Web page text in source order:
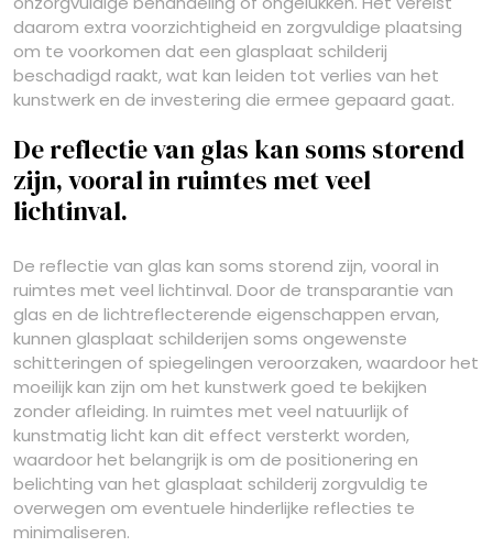
daarom extra voorzichtigheid en zorgvuldige plaatsing
om te voorkomen dat een glasplaat schilderij
beschadigd raakt, wat kan leiden tot verlies van het
kunstwerk en de investering die ermee gepaard gaat.
De reflectie van glas kan soms storend
zijn, vooral in ruimtes met veel
lichtinval.
De reflectie van glas kan soms storend zijn, vooral in
ruimtes met veel lichtinval. Door de transparantie van
glas en de lichtreflecterende eigenschappen ervan,
kunnen glasplaat schilderijen soms ongewenste
schitteringen of spiegelingen veroorzaken, waardoor het
moeilijk kan zijn om het kunstwerk goed te bekijken
zonder afleiding. In ruimtes met veel natuurlijk of
kunstmatig licht kan dit effect versterkt worden,
waardoor het belangrijk is om de positionering en
belichting van het glasplaat schilderij zorgvuldig te
overwegen om eventuele hinderlijke reflecties te
minimaliseren.